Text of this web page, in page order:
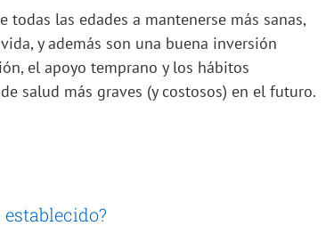
todas las edades a mantenerse más sanas,
y además son una buena inversión
el apoyo temprano y los hábitos
salud más graves (y costosos) en el futuro.